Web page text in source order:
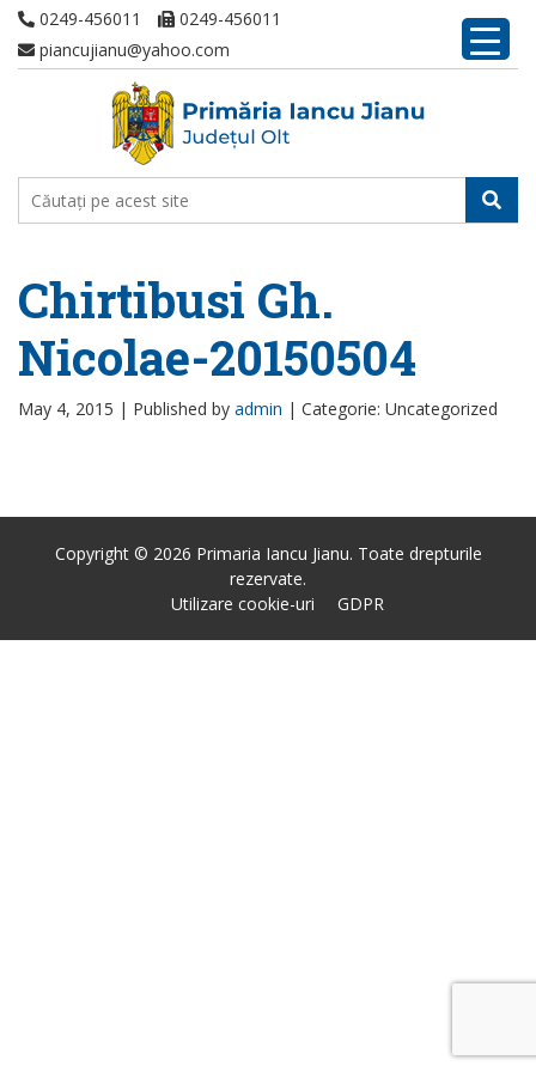
0249-456011
0249-456011
piancujianu@yahoo.com
Chirtibusi Gh.
Nicolae-20150504
May 4, 2015 | Published by admin | Categorie: Uncategorized
Copyright © 2026 Primaria Iancu Jianu. Toate drepturile
rezervate.
Utilizare cookie-uri
GDPR